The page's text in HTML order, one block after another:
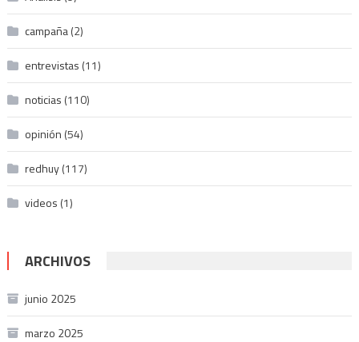
campaña(2)
entrevistas (11)
noticias (110)
opinión (54)
redhuy(117)
videos (1)
ARCHIVOS
junio 2025
marzo 2025